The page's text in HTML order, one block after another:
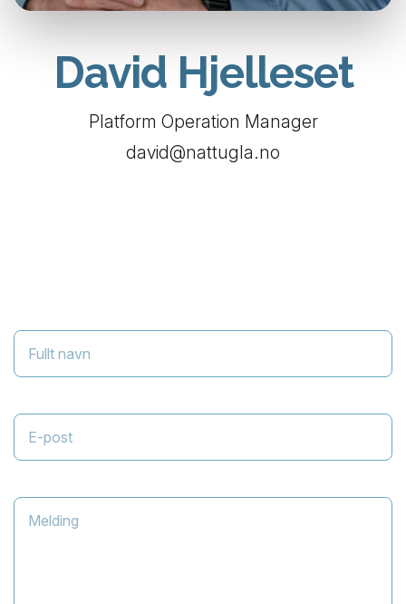
David Hjelleset
Platform Operation Manager
david@nattugla.no